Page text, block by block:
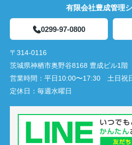
有限会社豊成管理
0299-97-0800
〒314-0116
茨城県神栖市奥野谷8168 豊成ビル1階
営業時間： 平日10:00〜17:30 土日祝
定休日： 毎週水曜日